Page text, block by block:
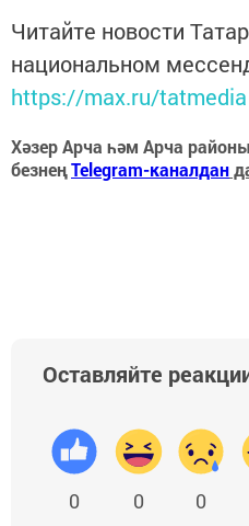
Читайте новости
национальном
https://max.ru/tatmedia
Хәзер Арча һәм Арча
безнеңTelegram-каналдан
Оставляйте
0 0 0